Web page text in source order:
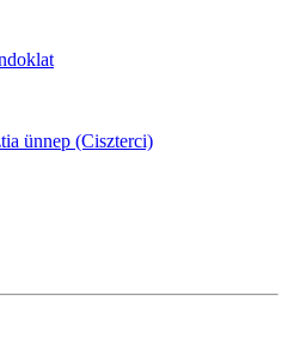
ünnep (Ciszterci)